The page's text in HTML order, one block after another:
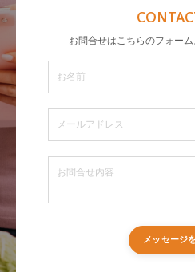
お問合せはこちらのフォー
メッセージ